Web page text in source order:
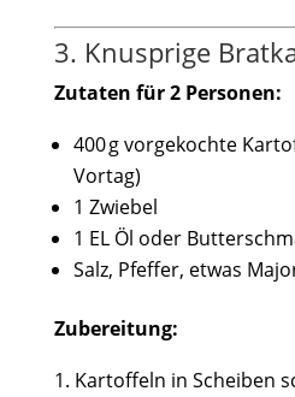
3. Knusprige
Zutaten für 2 Personen:
400 g vorgekochte
Vortag)
1 Zwiebel
1 EL Öl oder
Salz, Pfeffer, etwas
Zubereitung:
Kartoffeln in Scheiben